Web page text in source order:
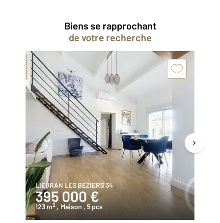
Biens se rapprochant
de votre recherche
LIEURAN LES BEZIERS 34
395 000 €
123 m2 , Maison , 5 pcs